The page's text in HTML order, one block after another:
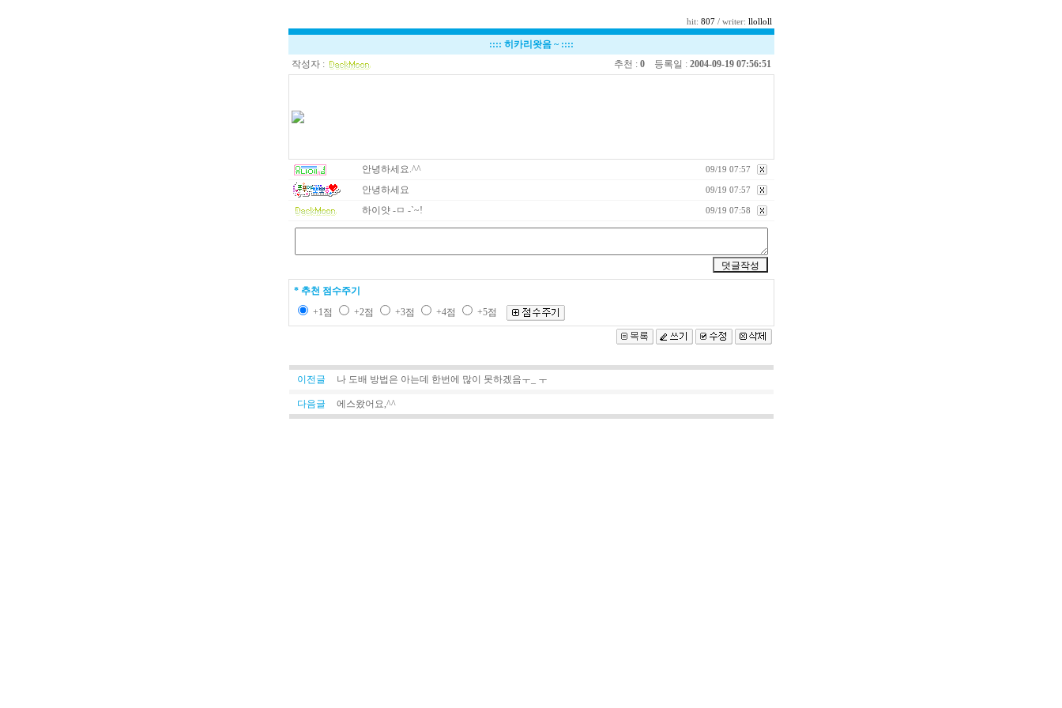
hit: 807/ writer: llolloll
:::: 히카리왓음 ~::::
작성자 :
추천 : 0등록일 : 2004-09-19 07:56:51
안녕하세요.^^ 09/19 07:57
안녕하세요 09/19 07:57
하이얏 -ㅁ -`~! 09/19 07:58
* 추천 점수주기
+1점
+2점 +3점 +4점 +5점
이전글 나 도배 방법은 아는데 한번에 많이 못하겠음ㅜ_ ㅜ
다음글 에스왔어요,^^